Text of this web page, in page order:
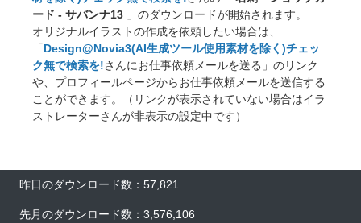
ード - サバンナ13 」のダウンロードが開始されます。
オリジナルイラストの作成を依頼したい場合は、
「Design@Novia3(AI生成ツール使用素材を除く)チェッ
ク無で検索を!さんにお仕事依頼メールを送る」のリンク
や、プロフィールページからお仕事依頼メールを送信する
ことができます。（リンクが表示されていない場合はイラ
ストレーターさんが非表示の設定中です）
昨日のダウンロード数：57,821
先月のダウンロード数：3,576,106